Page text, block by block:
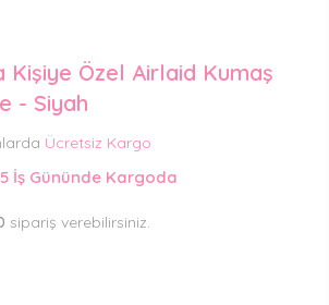
Kişiye Özel Airlaid Kumaş
- Siyah
Ücretsiz Kargo
İş Gününde Kargoda
sipariş verebilirsiniz.